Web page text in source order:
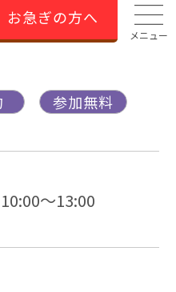
お急ぎの方へ
メニュー
参加無料
～13:00